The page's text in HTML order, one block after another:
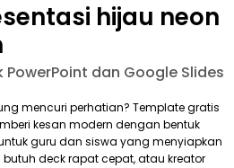
hijau neon
dan Google Slides
mencuri perhatian? Template gratis
kesan modern dengan bentuk
guru dan siswa yang menyiapkan
deck rapat cepat, atau kreator